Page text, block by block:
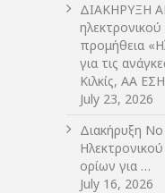
ΔIΑΚΗΡΥΞΗ
προμήθεια
για τις
Κιλκίς, ΑΑ
July 23, 2026
Διακήρυξη
ορίων για …
July 16, 2026